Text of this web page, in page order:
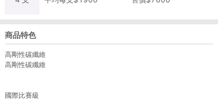
商品特色
高剛性碳纖維
高剛性碳纖維
國際比賽級